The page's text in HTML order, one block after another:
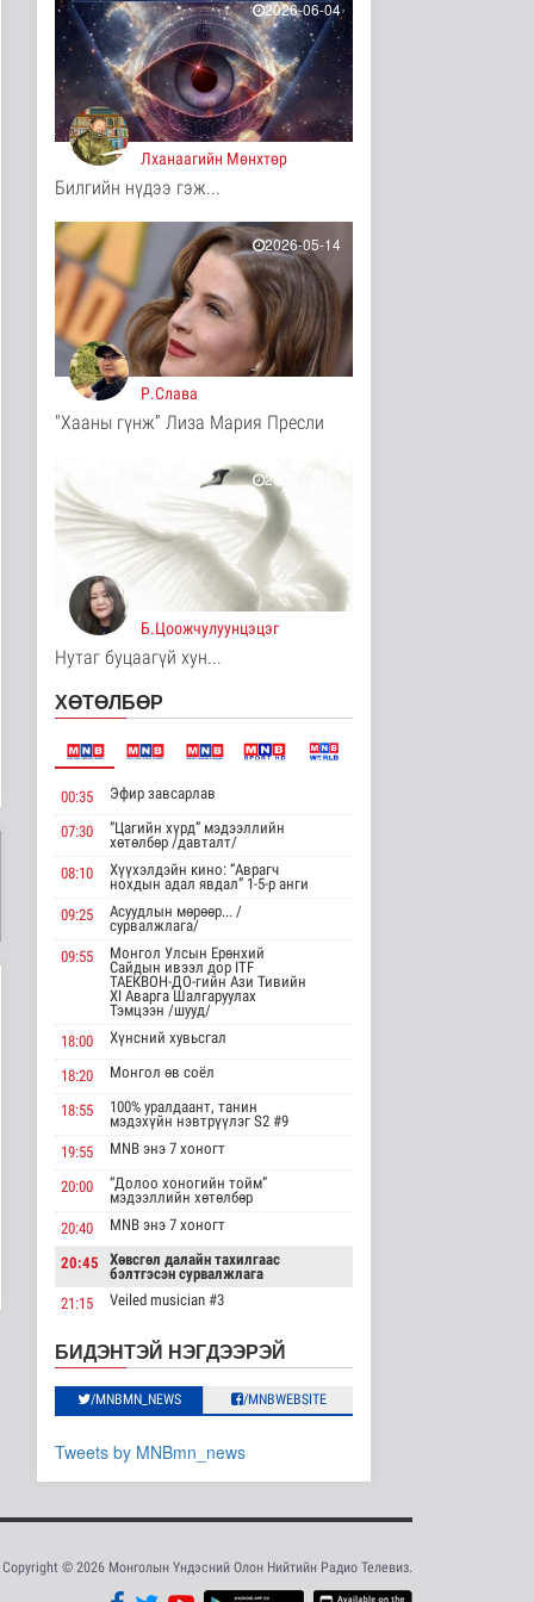
11 цаг 18 минутын өмнө
Иргэд: Хичээлийн
хэрэгслийн үнэ багагүй
нэмэгдсэ..
Нийгэм
11 цаг 20 минутын өмнө
Турк, Саудын Араб,
батлан хамгаа..
Дэлхийд
11 цаг 24 минутын өмнө
"Онцгой амралт-2026"
реалити шоуны зургийг
авч э..
Нийгэм
11 цаг 26 минутын өмнө
хүчний байлдааны
буудлагат..
Нийгэм
11 цаг 29 минутын өмнө
Цагааннуур суманд 23
мянга гаруй га талбайд
Нийгэм
12 цаг 34 минутын өмнө
Нийгэм
ЦАГ АГААР:
Улаанбаатарт өдөртөө
26 хэм дулаан
Байгаль орчин
12 цаг 48 минутын өмнө
Монгол Улсын Төрийн
дуулал
Энтертайнмент
15 цаг 3 минутын өмнө
"Цагийн хүрд"
/2026.08.08/
Нийгэм
2026-08-08 19:59
Хүүхэд залуус, бизнес
эрхлэгчдийг дэмжих
инкубат..
Нийгэм
2026-08-08 17:16
баригдаж буй 70 МВт-
ын хүчин ча..
Улс төр
2026-08-08 17:02
Газрын тосны
агуулахууд эхнээсээ
ашиглалтад орох..
ЦАГ АГААР:
Улаанбаатарт шөнөдөө
2026-06-04
Лханаагийн Мөнхтөр
Билгийн нүдээ гэж...
2026-05-14
Р.Слава
"Хааны гүнж” Лиза Мария Пресли
2026-05-14
Б.Цоожчулуунцэцэг
Нутаг буцаагүй хун...
ХӨТӨЛБӨР
00:35 Эфир завсарлав
07:30
“Цагийн хүрд” мэдээллийн
хөтөлбөр /давталт/
08:10
Хүүхэлдэйн кино: “Аврагч
нохдын адал явдал” 1-5-р анги
09:25
Асуудлын мөрөөр... /
сурвалжлага/
09:55
Монгол Улсын Ерөнхий
Сайдын ивээл дор ITF
ТАЕКВОН-ДО-гийн Ази Тивийн
XI Аварга Шалгаруулах
Тэмцээн /шууд/
18:00
Хүнсний хувьсгал
18:20 Монгол өв соёл
18:55
100% уралдаант, танин
мэдэхүйн нэвтрүүлэг S2 #9
19:55
MNB энэ 7 хоногт
20:00
“Долоо хоногийн тойм”
мэдээллийн хөтөлбөр
20:40
MNB энэ 7 хоногт
20:45
Хөвсгөл далайн тахилгаас
бэлтгэсэн сурвалжлага
21:15
Veiled musician #3
23:35
“Гэрэлтэй цонх” үдшийн
хөтөлбөр
БИДЭНТЭЙ НЭГДЭЭРЭЙ
/MNBMN_NEWS /MNBWEBSITE
Tweets by MNBmn_news
Copyright © 2026 Монголын Үндэсний Олон Нийтийн Радио Телевиз.